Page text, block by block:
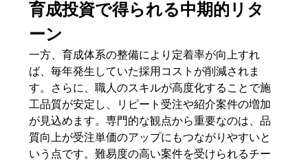
育成投資で得られる中期的リタ
ーン
一方、育成体系の整備により定着率が向上すれ
ば、毎年発生していた採用コストが削減されま
す。さらに、職人のスキルが高度化することで施
工品質が安定し、リピート受注や紹介案件の増加
が見込めます。専門的な観点から重要なのは、品
質向上が受注単価のアップにもつながりやすいと
いう点です。難易度の高い案件を受けられるチー